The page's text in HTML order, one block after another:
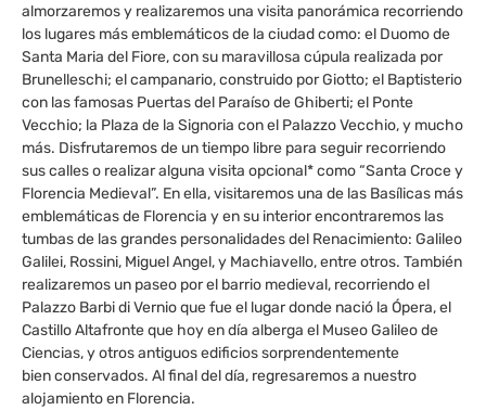
almorzaremos y realizaremos una visita panorámica recorriendo
los lugares más emblemáticos de la ciudad como: el Duomo de
Santa Maria del Fiore, con su maravillosa cúpula realizada por
Brunelleschi; el campanario, construido por Giotto; el Baptisterio
con las famosas Puertas del Paraíso de Ghiberti; el Ponte
Vecchio; la Plaza de la Signoria con el Palazzo Vecchio, y mucho
más. Disfrutaremos de un tiempo libre para seguir recorriendo
sus calles o realizar alguna visita opcional* como “Santa Croce y
Florencia Medieval”. En ella, visitaremos una de las Basílicas más
emblemáticas de Florencia y en su interior encontraremos las
tumbas de las grandes personalidades del Renacimiento: Galileo
Galilei, Rossini, Miguel Angel, y Machiavello, entre otros. También
realizaremos un paseo por el barrio medieval, recorriendo el
Palazzo Barbi di Vernio que fue el lugar donde nació la Ópera, el
Castillo Altafronte que hoy en día alberga el Museo Galileo de
Ciencias, y otros antiguos edificios sorprendentemente
bien conservados. Al final del día, regresaremos a nuestro
alojamiento en Florencia.